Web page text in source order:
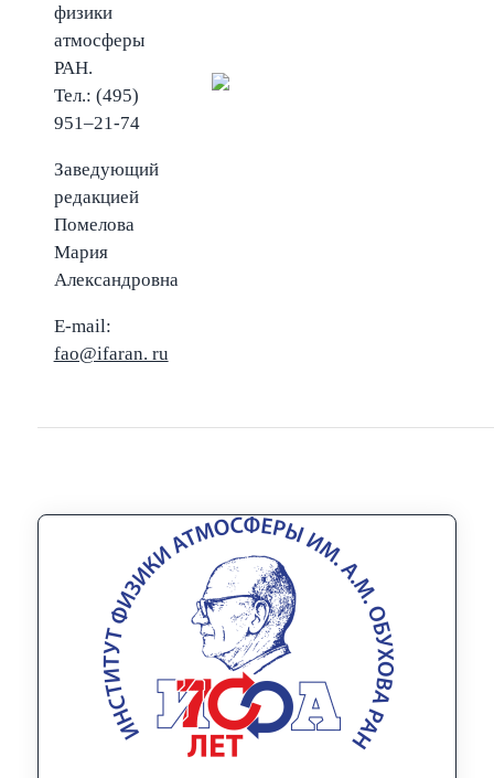
физики
атмосферы
РАН.
Тел.: (495)
951–21-74
Заведующий
редакцией
Помелова
Мария
Александровна
E-mail:
fao@ifaran. ru